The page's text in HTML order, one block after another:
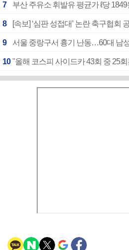
7 부산 주유소 휘발유 평균가 ℓ당
8
9 서울 중랑구서 흉기 난동…60대 남
10 "올해 코스피 사이드카 43회 중 25